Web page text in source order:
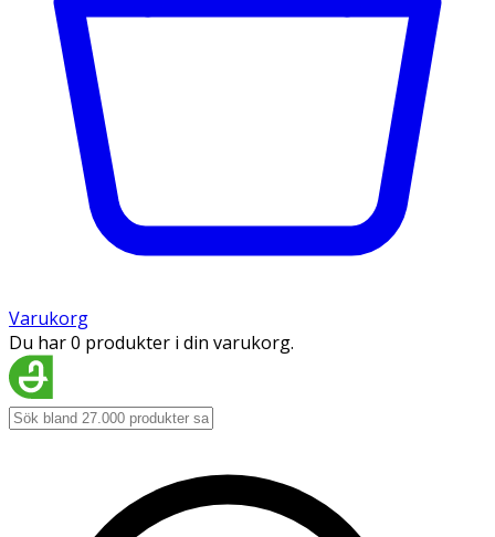
Varukorg
Du har 0 produkter i din varukorg.